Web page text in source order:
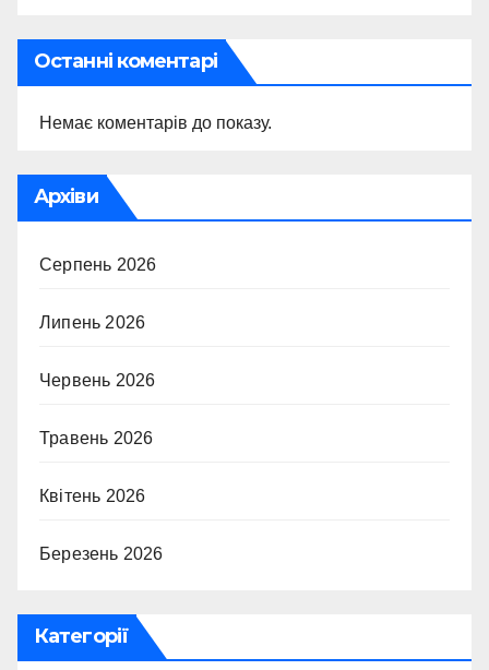
Останні коментарі
Немає коментарів до показу.
Архіви
Серпень 2026
Липень 2026
Червень 2026
Травень 2026
Квітень 2026
Березень 2026
Категорії